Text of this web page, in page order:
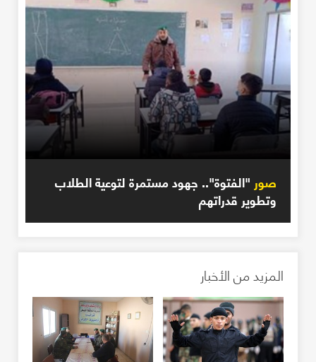
صور "الفتوة".. جهود مستمرة لتوعية الطلاب
وتطوير قدراتهم
المزيد من الأخبار